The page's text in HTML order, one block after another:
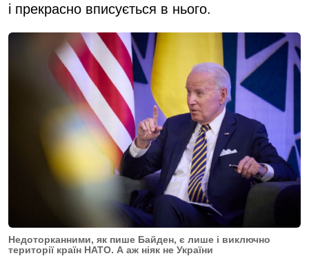
і прекрасно вписується в нього.
Недоторканними, як пише Байден, є лише і виключно
території країн НАТО. А аж ніяк не України